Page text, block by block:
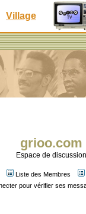
Village
grioo.com
Espace de discussion
Liste des Membres
pour vérifier ses